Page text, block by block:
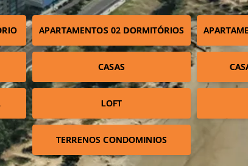
APARTAMENTOS 02 DORMITÓRIOS
CASAS
LOFT
TERRENOS CONDOMINIOS